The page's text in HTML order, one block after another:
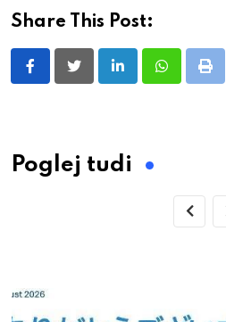
Share This Post:
LinkedInWhatsappPrint
Poglej tudi